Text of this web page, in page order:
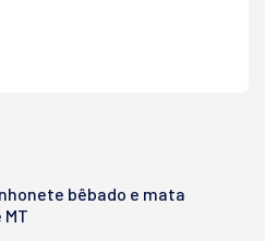
bêbado e mata